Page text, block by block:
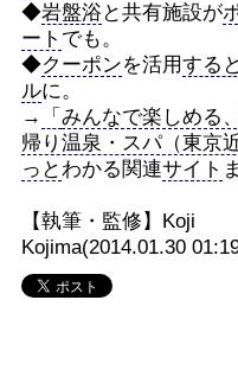
◆岩盤浴 と共有施設が
ート でも。
◆クーポンを活用すると
ルに。
→
「 みんなで楽しめる
帰り温泉・スパ（東京近
っとわかる関連サイト
【執筆・監修】Koji
Kojima(2014.01.30